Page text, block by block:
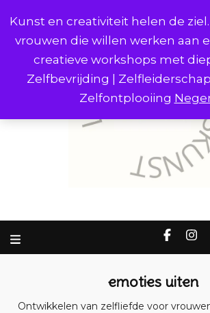
Kunst en creativiteit helen de
vrouwen die willen werken aan
creatieve workshops met
Zelfbevrijding |
Zelfontplooiing
emoties uiten
Ontwikkelen van zelfliefde voor